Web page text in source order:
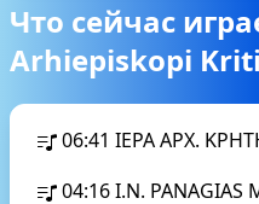
Что сейчас
Arhiepiskopi
06:41 IEPA APX.
04:16I.N. PANAGIAS